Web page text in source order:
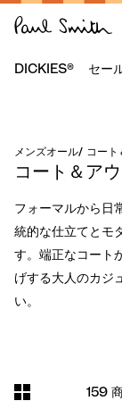
DICKIES® セー
メンズオール/ コート
コート＆ア
フォーマルから日
統的な仕立てとモ
す。端正なコート
げする大人のカジ
い。
159